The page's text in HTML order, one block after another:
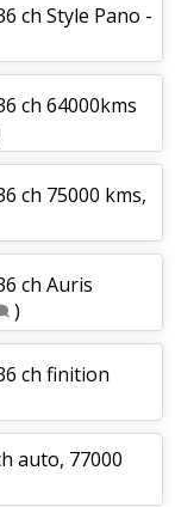
ch Style Pano -
ch 64000kms
ch 75000 kms,
ch Auris
)
ch finition
auto, 77000